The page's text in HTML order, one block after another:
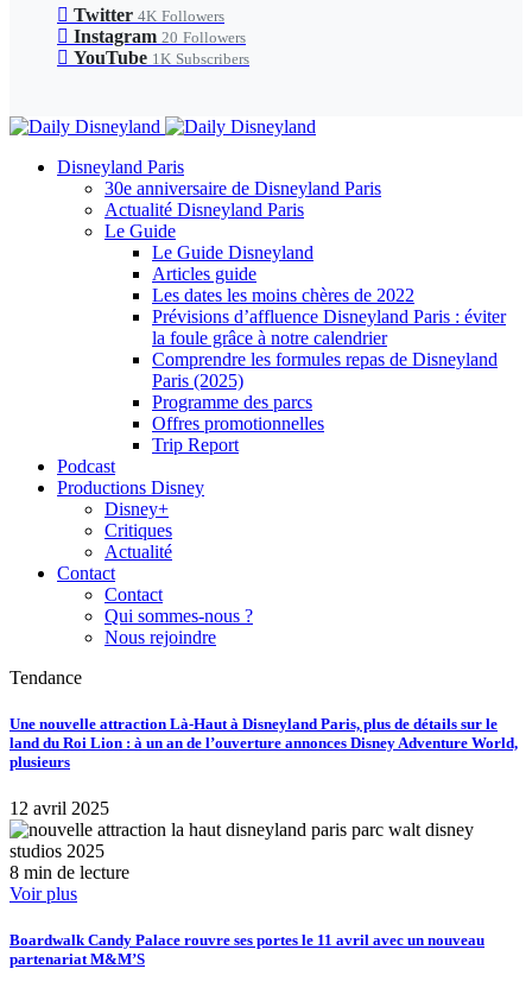
Twitter 4K Followers
Instagram 20 Followers
YouTube 1K Subscribers
Disneyland Paris
30e anniversaire de Disneyland Paris
Actualité Disneyland Paris
Le Guide
Le Guide Disneyland
Articles guide
Les dates les moins chères de 2022
Prévisions d’affluence Disneyland Paris : éviter
la foule grâce à notre calendrier
Comprendre les formules repas de Disneyland
Paris (2025)
Programme des parcs
Offres promotionnelles
Trip Report
Podcast
Productions Disney
Disney+
Critiques
Actualité
Contact
Contact
Qui sommes-nous ?
Nous rejoindre
Tendance
Une nouvelle attraction Là-Haut à Disneyland Paris, plus de détails sur le
land du Roi Lion : à un an de l’ouverture annonces Disney Adventure World,
plusieurs
12 avril 2025
8 min de lecture
Voir plus
Boardwalk Candy Palace rouvre ses portes le 11 avril avec un nouveau
partenariat M&M’S